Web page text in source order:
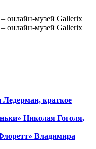
краткое
Николая Гоголя,
Владимира